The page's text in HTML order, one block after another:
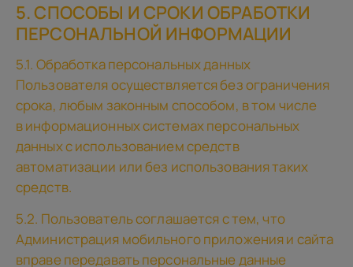
5. СПОСОБЫ И СРОКИ ОБРАБОТКИ
ПЕРСОНАЛЬНОЙ ИНФОРМАЦИИ
5.1. Обработка персональных данных
Пользователя осуществляется без ограничения
срока, любым законным способом, в том числе
в информационных системах персональных
данных с использованием средств
автоматизации или без использования таких
средств.
5.2. Пользователь соглашается с тем, что
Администрация мобильного приложения и сайта
вправе передавать персональные данные